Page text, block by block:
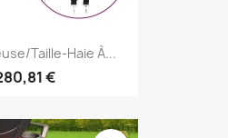
Taille-Haie À...
€